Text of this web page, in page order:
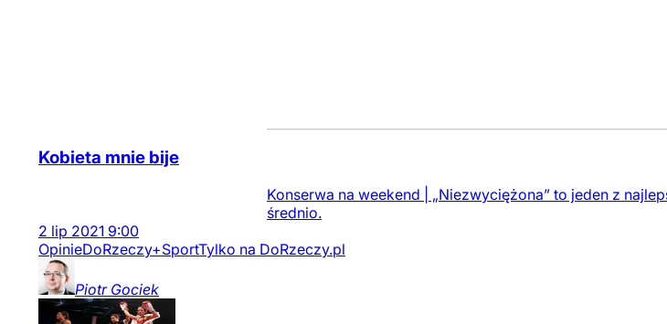
Kobieta mnie bije
Konserwa na weekend | „Niezwyciężona” to jeden z
średnio.
2 lip 2021 9:00
OpinieDoRzeczy+SportTylko na DoRzeczy.pl
Piotr Gociek